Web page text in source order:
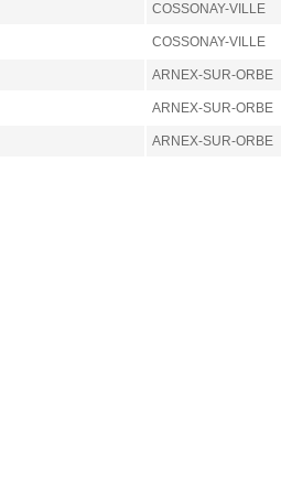
COSSONAY-VILLE
COSSONAY-VILLE
ARNEX-SUR-ORBE
ARNEX-SUR-ORBE
ARNEX-SUR-ORBE